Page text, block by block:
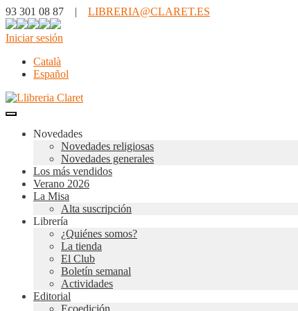
93 301 08 87 | LIBRERIA@CLARET.ES
Iniciar sesión
Català
Español
Novedades
Novedades religiosas
Novedades generales
Los más vendidos
Verano 2026
La Misa
Alta suscripción
Librería
¿Quiénes somos?
La tienda
El Club
Boletín semanal
Actividades
Editorial
Ecoedición